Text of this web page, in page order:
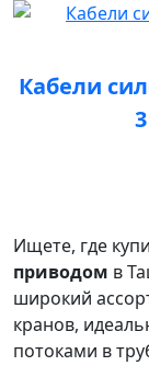
Кабели
Ищете, где
приводом в
широкий
кранов,
потоками в